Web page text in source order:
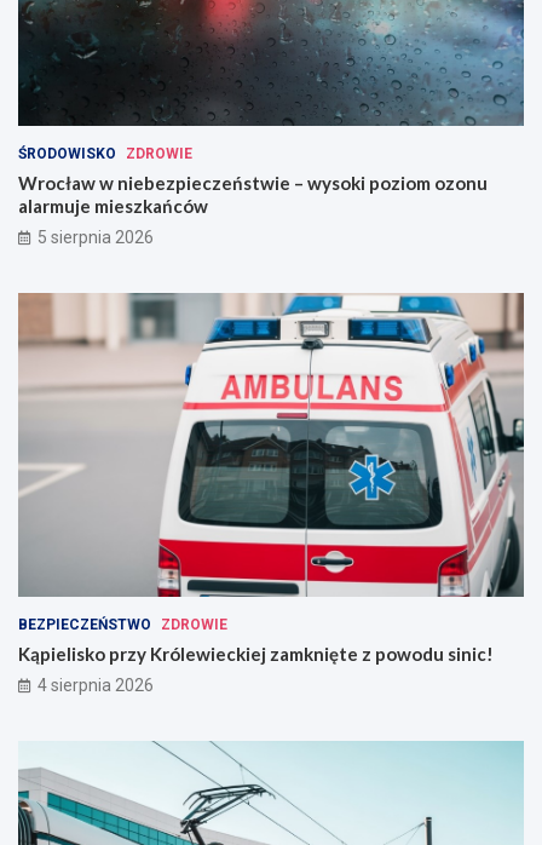
ŚRODOWISKO ZDROWIE
Wrocław w niebezpieczeństwie – wysoki poziom ozonu
alarmuje mieszkańców
5 sierpnia 2026
BEZPIECZEŃSTWO ZDROWIE
Kąpielisko przy Królewieckiej zamknięte z powodu sinic!
4 sierpnia 2026